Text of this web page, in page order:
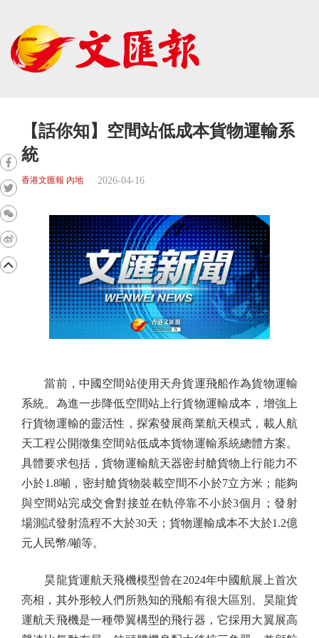
【話你知】空間站低成本貨物運輸系
統
香港文匯報 內地 2026-04-16
當前，中國空間站使用天舟貨運飛船作為貨物運輸
系統。為進一步降低空間站上行貨物運輸成本，增強上
行貨物運輸的靈活性，探索發展商業航天模式，載人航
天工程公開徵集空間站低成本貨物運輸系統總體方案。
具體要求包括，貨物運輸航天器密封艙貨物上行能力不
小於1.8噸，密封艙貨物裝載空間不小於7立方米；能夠
與空間站完成交會對接並在軌停靠不小於3個月；發射
場測試發射流程不大於30天；貨物運輸成本不大於1.2億
元人民幣/噸等。
昊龍貨運航天飛機模型曾在2024年中國航展上首次
亮相，其外形較人們所熟知的飛船有很大區別。昊龍貨
運航天飛機是一種帶翼構型的飛行器，它採用大翼展高